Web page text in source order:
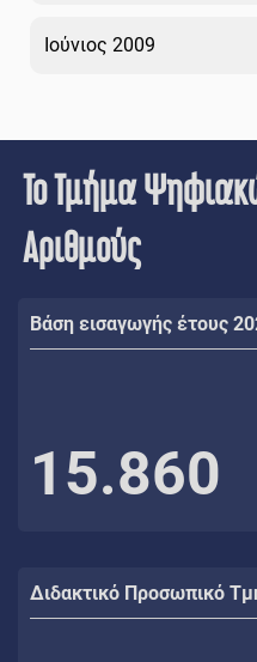
Ιούνιος 2009
Το Τμήμα
Αριθμούς
Βάση εισαγωγής έτους
15.860
Διδακτικό Προσωπικό